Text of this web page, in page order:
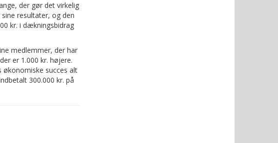
der gør det virkelig
resultater, og den
kr. i dækningsbidrag
medlemmer, der har
er 1.000 kr. højere.
økonomiske succes alt
300.000 kr. på